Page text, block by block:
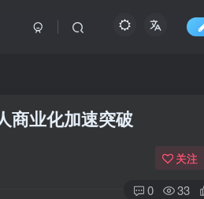
商业化加速突破
关注
0 33